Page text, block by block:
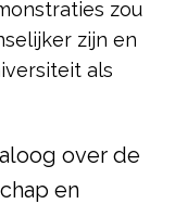
zou
zijn en
als
over de
en